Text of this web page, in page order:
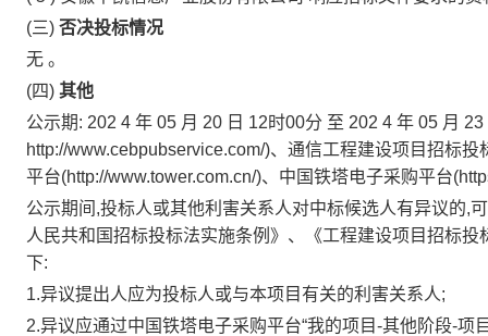
(三) 否决投标情况
无 。
(四) 其他
公示期: 202 4 年 05 月 20 日 12时00分 至 202 4 年 05 月 23
http://www.cebpubservice.com/)、通信工程建设项目招标
平台(http://www.tower.com.cn/)、中国铁塔电子采购平台
公示期间,投标人或其他利害关系人对中标候选人有异议的,
人民共和国招标投标法实施条例》、《工程建设项目招标
下:
1.异议提出人应为投标人或与本项目有关的利害关系人;
2.异议应通过中国铁塔电子采购平台“我的项目-其他阶段-项